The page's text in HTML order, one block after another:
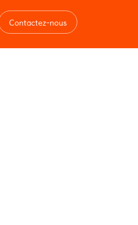
Contactez-nous